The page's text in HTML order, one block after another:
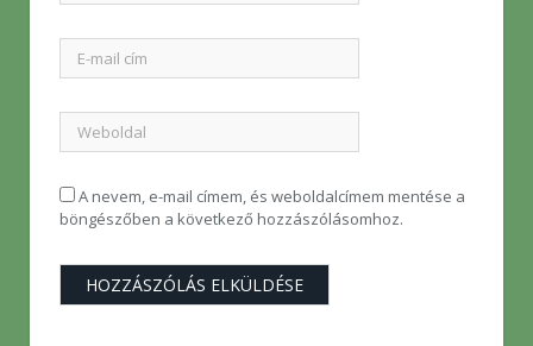
A nevem, e-mail címem, és weboldalcímem mentése a
böngészőben a következő hozzászólásomhoz.